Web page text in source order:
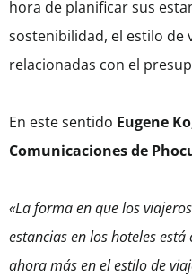
hora de planificar sus
sostenibilidad, el estilo de
relacionadas con el
En este sentido Eugene
Comunicaciones de
«La forma en que los
estancias en los hoteles
ahora más en el estilo de